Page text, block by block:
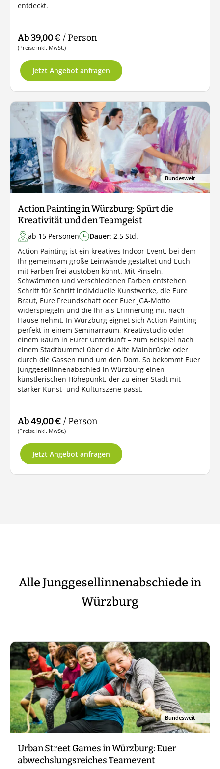
entdeckt.
Ab 39,00 € / Person
(Preise inkl. MwSt.)
Jetzt Angebot anfragen
Bundesweit
Action Painting in Würzburg: Spürt die
Kreativität und den Teamgeist
ab 15 Personen Dauer: 2,5 Std.
Action Painting ist ein kreatives Indoor-Event, bei dem
Ihr gemeinsam große Leinwände gestaltet und Euch
mit Farben frei austoben könnt. Mit Pinseln,
Schwämmen und verschiedenen Farben entstehen
Schritt für Schritt individuelle Kunstwerke, die Eure
Braut, Eure Freundschaft oder Euer JGA-Motto
widerspiegeln und die Ihr als Erinnerung mit nach
Hause nehmt. In Würzburg eignet sich Action Painting
perfekt in einem Seminarraum, Kreativstudio oder
einem Raum in Eurer Unterkunft – zum Beispiel nach
einem Stadtbummel über die Alte Mainbrücke oder
durch die Gassen rund um den Dom. So bekommt Euer
Junggesellinnenabschied in Würzburg einen
künstlerischen Höhepunkt, der zu einer Stadt mit
starker Kunst- und Kulturszene passt.
Ab 49,00 € / Person
(Preise inkl. MwSt.)
Jetzt Angebot anfragen
Alle Junggesellinnenabschiede in
Würzburg
Bundesweit
Urban Street Games in Würzburg: Euer
abwechslungsreiches Teamevent